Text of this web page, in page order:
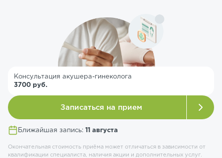
Ближайшая запись: 11 августа
Консультация акушера-гинеколога
3700 руб.
Записаться на прием
Окончательная стоимость приёма может отличаться в зависимости от
квалификации специалиста, наличия акции и дополнительных услуг.